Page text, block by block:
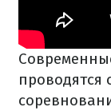
проводятся